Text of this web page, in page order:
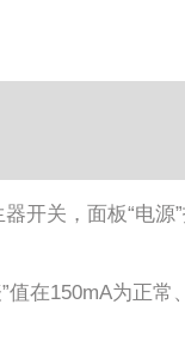
开关，面板“电源
值在150mA为正常